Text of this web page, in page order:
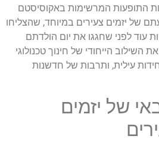
התופעות המרשימות באקוסיסטם
של יזמים צעירים במיוחד, שהצליחו
עוד לפני שחגגו את יום הולדתם
את השילוב הייחודי של חינוך טכנולוגי
עילית, ותרבות של חדשנות
של יזמים